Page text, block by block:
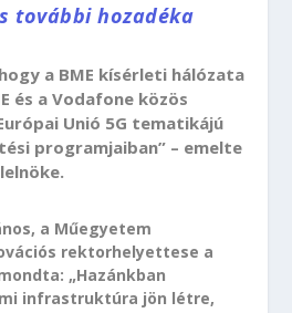
további hozadéka
a BME kísérleti hálózata
és a Vodafone közös
Unió 5G tematikájú
programjaiban” – emelte
a Műegyetem
rektorhelyettese a
„Hazánkban
infrastruktúra jön létre,